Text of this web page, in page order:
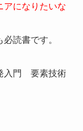
アになりたいな
読書です。
入門 要素技術